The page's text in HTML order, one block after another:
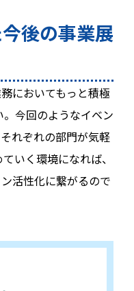
後の事業展
においてもっと積極
今回のようなイベン
れぞれの部門が気軽
いく環境になれば、
活性化に繋がるので